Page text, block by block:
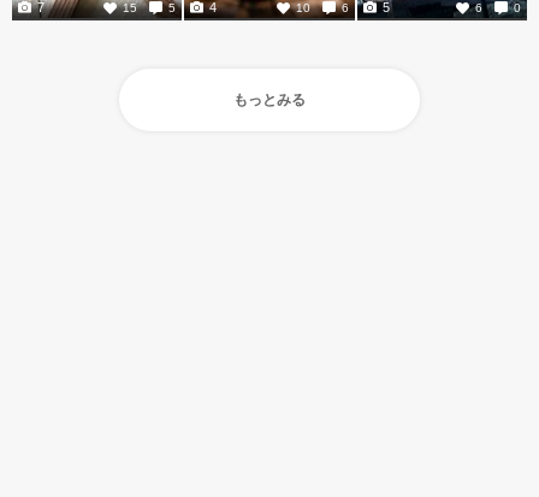
15 5
7 10 6
4 6 0
5
もっとみる